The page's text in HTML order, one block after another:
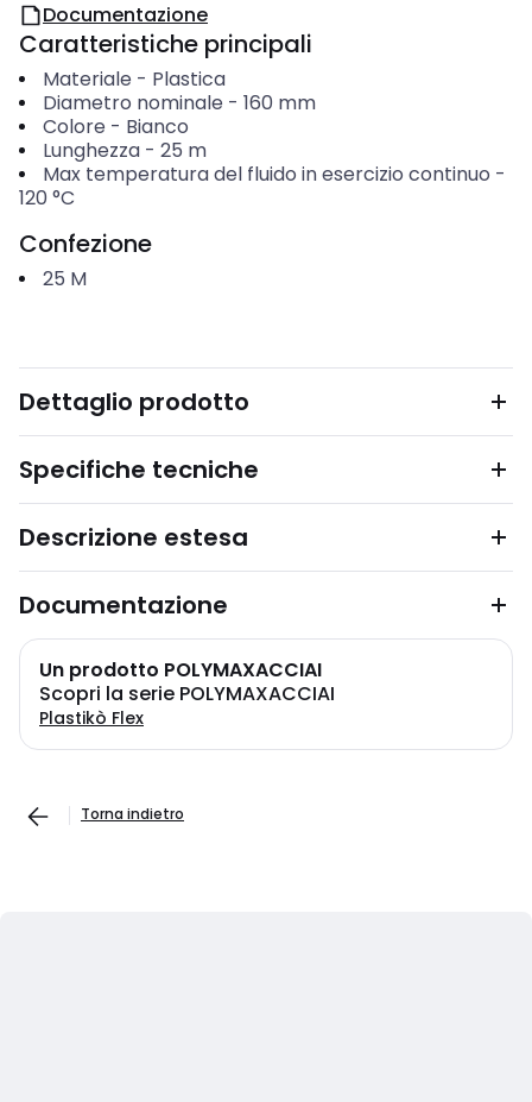
Documentazione
Caratteristiche principali
Materiale - Plastica
Diametro nominale - 160 mm
Colore - Bianco
Lunghezza- 25 m
Max temperatura del fluido in esercizio continuo -
120 °C
Confezione
25 M
Dettaglio prodotto
Specifiche tecniche
Descrizione estesa
Documentazione
Un prodotto POLYMAXACCIAI
Scopri la serie POLYMAXACCIAI
Plastikò Flex
Torna indietro